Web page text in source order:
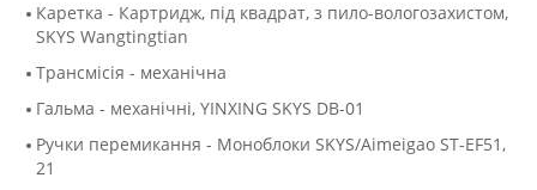
Каретка - Картридж, під квадрат, з пило-вологозахистом,
SKYS Wangtingtian
Трансмісія - механічна
Гальма - механічні, YINXING SKYS DB-01
Ручки перемикання - Моноблоки SKYS/Aimeigao ST-EF51,
21